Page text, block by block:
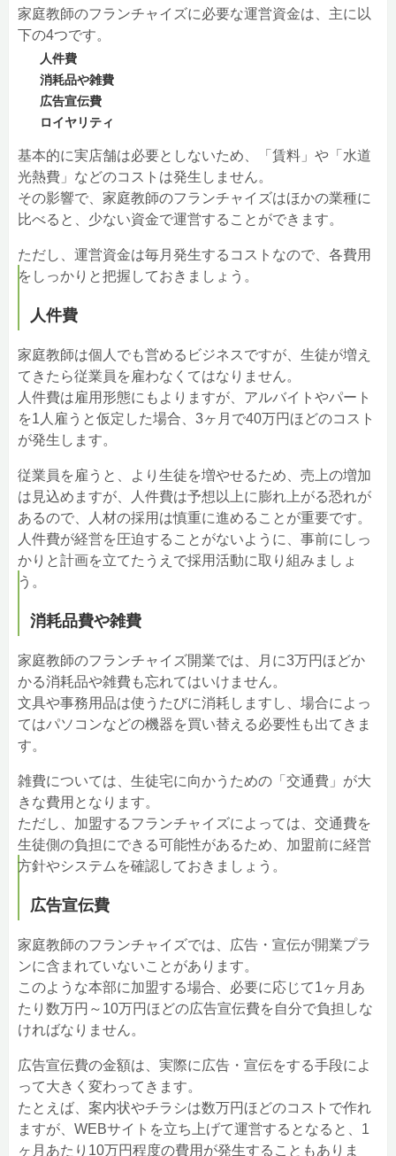
家庭教師のフランチャイズに必要な運営資金は、主に以
下の4つです。
人件費
消耗品や雑費
広告宣伝費
ロイヤリティ
基本的に実店舗は必要としないため、「賃料」や「水道
光熱費」などのコストは発生しません。
その影響で、家庭教師のフランチャイズはほかの業種に
比べると、少ない資金で運営することができます。
ただし、運営資金は毎月発生するコストなので、各費用
をしっかりと把握しておきましょう。
人件費
家庭教師は個人でも営めるビジネスですが、生徒が増え
てきたら従業員を雇わなくてはなりません。
人件費は雇用形態にもよりますが、アルバイトやパート
を1人雇うと仮定した場合、3ヶ月で40万円ほどのコスト
が発生します。
従業員を雇うと、より生徒を増やせるため、売上の増加
は見込めますが、人件費は予想以上に膨れ上がる恐れが
あるので、人材の採用は慎重に進めることが重要です。
人件費が経営を圧迫することがないように、事前にしっ
かりと計画を立てたうえで採用活動に取り組みましょ
う。
消耗品費や雑費
家庭教師のフランチャイズ開業では、月に3万円ほどか
かる消耗品や雑費も忘れてはいけません。
文具や事務用品は使うたびに消耗しますし、場合によっ
てはパソコンなどの機器を買い替える必要性も出てきま
す。
雑費については、生徒宅に向かうための「交通費」が大
きな費用となります。
ただし、加盟するフランチャイズによっては、交通費を
生徒側の負担にできる可能性があるため、加盟前に経営
方針やシステムを確認しておきましょう。
広告宣伝費
家庭教師のフランチャイズでは、広告・宣伝が開業プラ
ンに含まれていないことがあります。
このような本部に加盟する場合、必要に応じて1ヶ月あ
たり数万円～10万円ほどの広告宣伝費を自分で負担しな
ければなりません。
広告宣伝費の金額は、実際に広告・宣伝をする手段によ
って大きく変わってきます。
たとえば、案内状やチラシは数万円ほどのコストで作れ
ますが、WEBサイトを立ち上げて運営するとなると、1
ヶ月あたり10万円程度の費用が発生することもありま